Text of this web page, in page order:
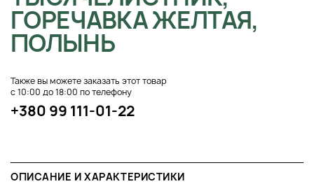
ГОРЕЧАВКА ЖЕЛТАЯ,
ПОЛЫНЬ
Также вы можете заказать этот товар
с 10:00 до 18:00 по телефону
+380 99 111-01-22
ОПИСАНИЕ И ХАРАКТЕРИСТИКИ